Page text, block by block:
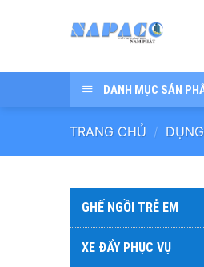
dung
DANH MỤC SẢN
TRANG CHỦ /
GHẾ NGỒI TRẺ EM
XE ĐẨY PHỤC VỤ